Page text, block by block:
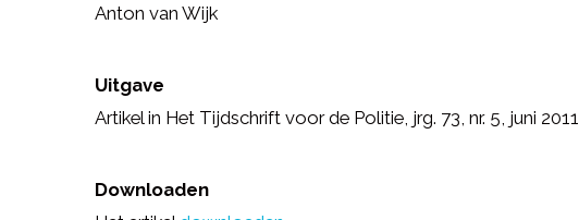
Anton van Wijk
Uitgave
Artikel in Het Tijdschrift voor de Politie, jrg. 73, nr. 5, juni 2011
Downloaden